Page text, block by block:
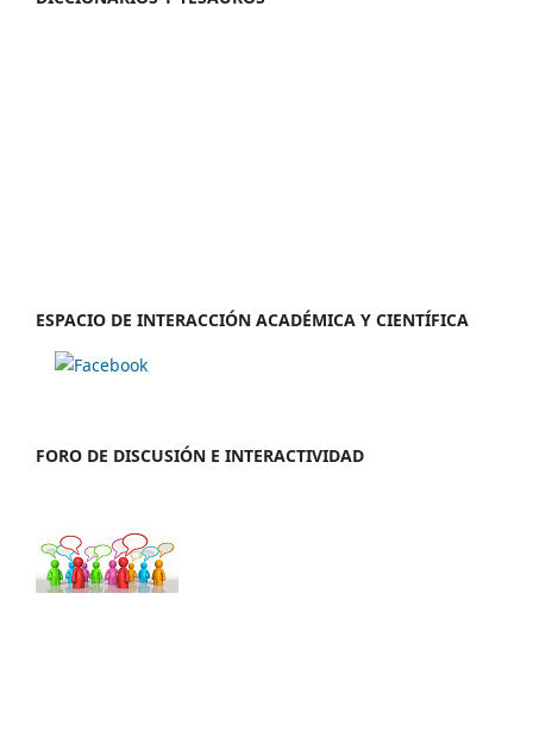
ESPACIO DE INTERACCIÓN ACADÉMICA Y CIENTÍFICA
FORO DE DISCUSIÓN E INTERACTIVIDAD